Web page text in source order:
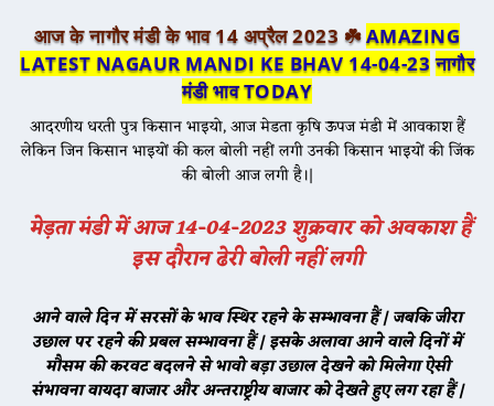
आज के नागौर मंडी के भाव 14 अप्रैल 2023 ☘️AMAZING
LATEST NAGAUR MANDI KE BHAV 14-04-23 नागौर
मंडी भाव TODAY
आदरणीय धरती पुत्र किसान भाइयो, आज मेडता कृषि ऊपज मंडी में आवकाश हैं
लेकिन जिन किसान भाइयों की कल बोली नहीं लगी उनकी किसान भाइयों की जिंक
की बोली आज लगी है।|
मेड़ता मंडी में आज 14-04-2023 शुक्रवार को अवकाश हैं
इस दौरान ढेरी बोली नहीं लगी
आने वाले दिन में सरसों के भाव स्थिर रहने के सम्भावना हैं | जबकि जीरा
उछाल पर रहने की प्रबल सम्भावना हैं | इसके अलावा आने वाले दिनों में
मौसम की करवट बदलने से भावो बड़ा उछाल देखने को मिलेगा ऐसी
संभावना वायदा बाजार और अन्तराष्ट्रीय बाजार को देखते हुए लग रहा हैं |